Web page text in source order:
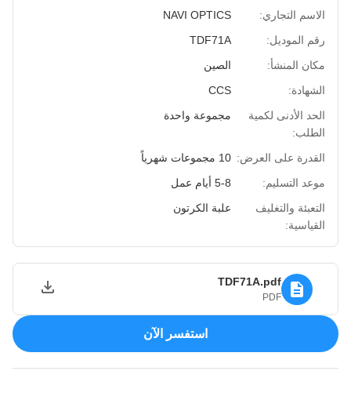
الاسم التجاري:
NAVI OPTICS
رقم الموديل:
TDF71A
مكان المنشأ:
الصين
الشهادة:
CCS
الحد الأدنى لكمية
الطلب:
مجموعة واحدة
القدرة على العرض: 10 مجموعات شهرياً
موعد التسليم:
5-8 أيام عمل
التعبئة والتغليف
القياسية:
علبة الكرتون
TDF71A.pdf
PDF
استفسر الآن